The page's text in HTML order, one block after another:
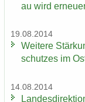
au wird
19.08.2014
Wei­te­re
schut­zes im
14.08.2014